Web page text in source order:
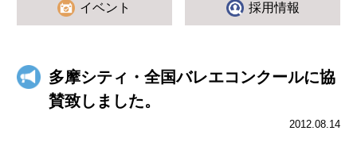
イベント 採用情報
多摩シティ・全国バレエコンクールに協
賛致しました。
2012.08.14